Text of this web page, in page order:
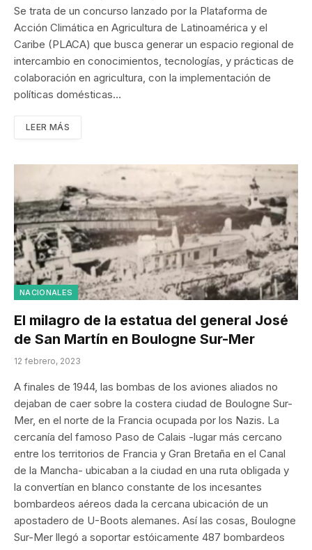
Se trata de un concurso lanzado por la Plataforma de
Acción Climática en Agricultura de Latinoamérica y el
Caribe (PLACA) que busca generar un espacio regional de
intercambio en conocimientos, tecnologías, y prácticas de
colaboración en agricultura, con la implementación de
políticas domésticas…
LEER MÁS
NACIONALES
El milagro de la estatua del general José
de San Martín en Boulogne Sur-Mer
12 febrero, 2023
A finales de 1944, las bombas de los aviones aliados no
dejaban de caer sobre la costera ciudad de Boulogne Sur-
Mer, en el norte de la Francia ocupada por los Nazis. La
cercanía del famoso Paso de Calais -lugar más cercano
entre los territorios de Francia y Gran Bretaña en el Canal
de la Mancha- ubicaban a la ciudad en una ruta obligada y
la convertían en blanco constante de los incesantes
bombardeos aéreos dada la cercana ubicación de un
apostadero de U-Boots alemanes. Así las cosas, Boulogne
Sur-Mer llegó a soportar estóicamente 487 bombardeos